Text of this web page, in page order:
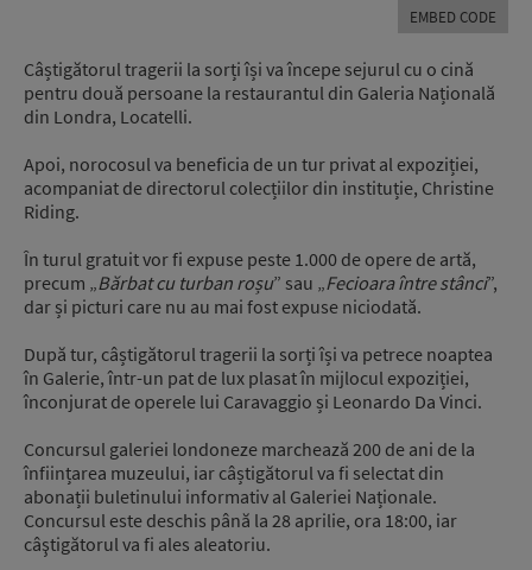
EMBED CODE
Câștigătorul tragerii la sorți își va începe sejurul cu o cină
pentru două persoane la restaurantul din Galeria Națională
din Londra, Locatelli.
Apoi, norocosul va beneficia de un tur privat al expoziției,
acompaniat de directorul colecțiilor din instituție, Christine
Riding.
În turul gratuit vor fi expuse peste 1.000 de opere de artă,
precum „Bărbat cu turban roșu” sau „Fecioara între stânci”,
dar și picturi care nu au mai fost expuse niciodată.
După tur, câștigătorul tragerii la sorți își va petrece noaptea
în Galerie, într-un pat de lux plasat în mijlocul expoziției,
înconjurat de operele lui Caravaggio și Leonardo Da Vinci.
Concursul galeriei londoneze marchează 200 de ani de la
înființarea muzeului, iar câștigătorul va fi selectat din
abonații buletinului informativ al Galeriei Naționale.
Concursul este deschis până la 28 aprilie, ora 18:00, iar
câştigătorul va fi ales aleatoriu.